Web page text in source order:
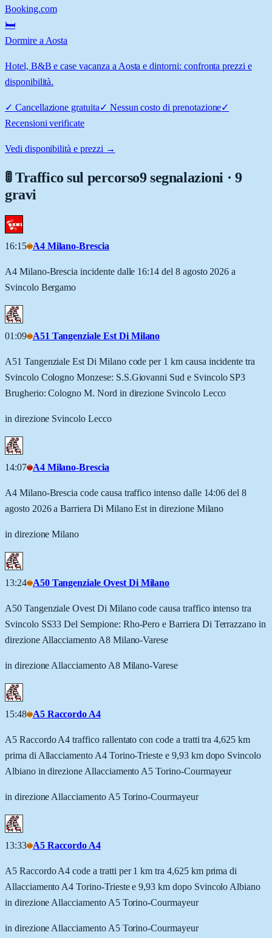
Booking.com
🛏️
Dormire a Aosta
Hotel, B&B e case vacanza a Aosta e dintorni: confronta prezzi e
disponibilità.
✓ Cancellazione gratuita✓ Nessun costo di prenotazione✓
Recensioni verificate
Vedi disponibilità e prezzi →
🚦 Traffico sul percorso9 segnalazioni · 9
gravi
16:15 A4 Milano-Brescia
A4 Milano-Brescia incidente dalle 16:14 del 8 agosto 2026 a
Svincolo Bergamo
01:09 A51 Tangenziale Est Di Milano
A51 Tangenziale Est Di Milano code per 1 km causa incidente tra
Svincolo Cologno Monzese: S.S.Giovanni Sud e Svincolo SP3
Brugherio: Cologno M. Nord in direzione Svincolo Lecco
in direzione Svincolo Lecco
14:07 A4 Milano-Brescia
A4 Milano-Brescia code causa traffico intenso dalle 14:06 del 8
agosto 2026 a Barriera Di Milano Est in direzione Milano
in direzione Milano
13:24 A50 Tangenziale Ovest Di Milano
A50 Tangenziale Ovest Di Milano code causa traffico intenso tra
Svincolo SS33 Del Sempione: Rho-Pero e Barriera Di Terrazzano in
direzione Allacciamento A8 Milano-Varese
in direzione Allacciamento A8 Milano-Varese
15:48 A5 Raccordo A4
A5 Raccordo A4 traffico rallentato con code a tratti tra 4,625 km
prima di Allacciamento A4 Torino-Trieste e 9,93 km dopo Svincolo
Albiano in direzione Allacciamento A5 Torino-Courmayeur
in direzione Allacciamento A5 Torino-Courmayeur
13:33 A5 Raccordo A4
A5 Raccordo A4 code a tratti per 1 km tra 4,625 km prima di
Allacciamento A4 Torino-Trieste e 9,93 km dopo Svincolo Albiano
in direzione Allacciamento A5 Torino-Courmayeur
in direzione Allacciamento A5 Torino-Courmayeur